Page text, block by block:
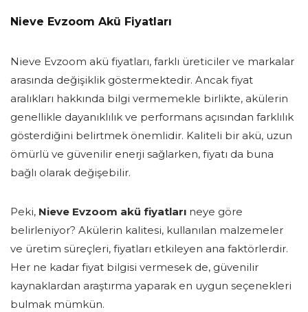
Nieve Evzoom Akü Fiyatları
Nieve Evzoom akü fiyatları, farklı üreticiler ve markalar
arasında değişiklik göstermektedir. Ancak fiyat
aralıkları hakkında bilgi vermemekle birlikte, akülerin
genellikle dayanıklılık ve performans açısından farklılık
gösterdiğini belirtmek önemlidir. Kaliteli bir akü, uzun
ömürlü ve güvenilir enerji sağlarken, fiyatı da buna
bağlı olarak değişebilir.
Peki, Nieve Evzoom akü fiyatları neye göre
belirleniyor? Akülerin kalitesi, kullanılan malzemeler
ve üretim süreçleri, fiyatları etkileyen ana faktörlerdir.
Her ne kadar fiyat bilgisi vermesek de, güvenilir
kaynaklardan araştırma yaparak en uygun seçenekleri
bulmak mümkün.